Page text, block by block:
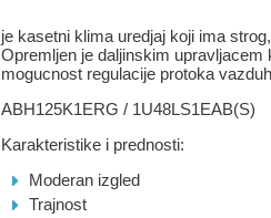
je kasetni klima uredjaj koji ima
Opremljen je daljinskim
mogucnost regulacije protoka
ABH125K1ERG / 1U48LS1EAB(S)
Karakteristike i prednosti:
Moderan izgled
Trajnost